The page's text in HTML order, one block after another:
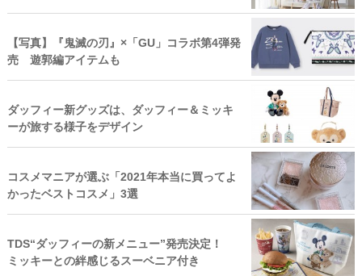
【写真】『鬼滅の刃』×「GU」コラボ第4弾発
売 遊郭編アイテムも
ダッフィー新グッズは、ダッフィー＆ミッキ
ーが旅する様子をデザイン
コスメマニアが選ぶ「2021年本当に買ってよ
かったベストコスメ」3選
TDS“ダッフィーの新メニュー”発売決定！
ミッキーとの絆感じるスーベニア付き